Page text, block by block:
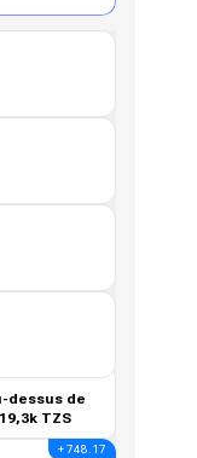
dessus de
19,3k TZS
+ 748.17